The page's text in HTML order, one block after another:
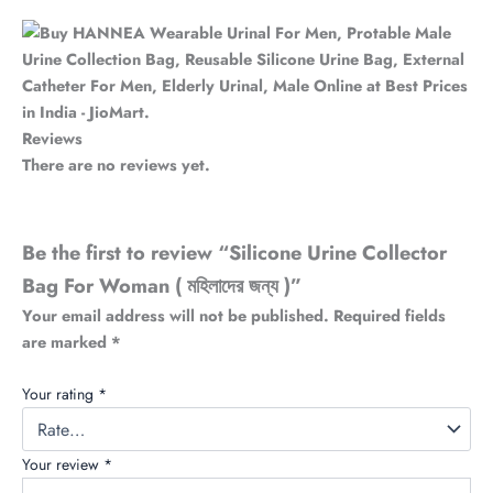
Reviews
There are no reviews yet.
Be the first to review “Silicone Urine Collector
Bag For Woman ( মহিলাদের জন্য )”
Your email address will not be published. Required fields
are marked *
Your rating *
Your review *